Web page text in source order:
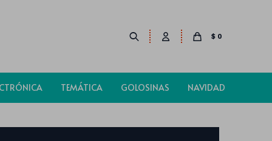
TEMÁTICA GOLOSINAS NAVIDAD
$ 0